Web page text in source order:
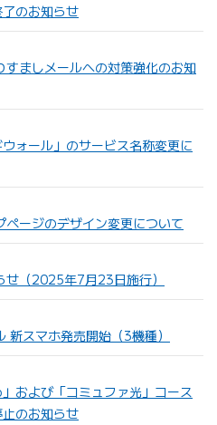
了のお知らせ
すましメールへの対策強化のお知
ォール」のサービス名称変更に
ページのデザイン変更について
せ（2025年7月23日施行）
新スマホ発売開始（3機種）
および「コミュファ光」コース
のお知らせ